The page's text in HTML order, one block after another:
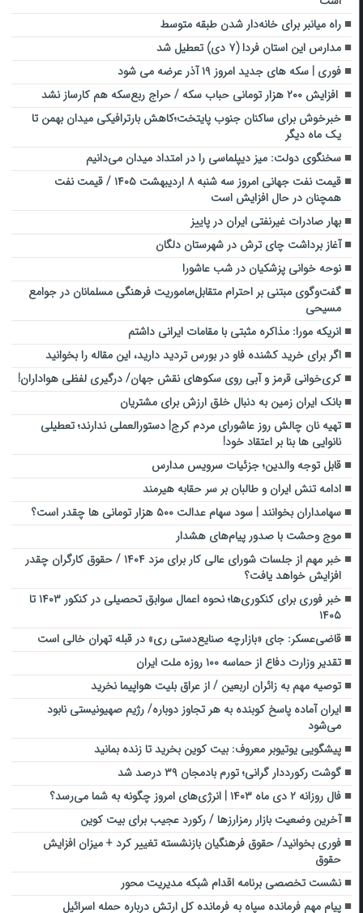
راه میانبر برای خانه‌دار شدن طبقه متوسط
مدارس این استان فردا (۷ دی) تعطیل شد
فوری | سکه های جدید امروز ۱۹ آذر عرضه می شود
افزایش ۲۰۰ هزار تومانی حباب سکه / حراج ربع‌سکه هم کارساز نشد
خبرخوش برای ساکنان جنوب پایتخت؛کاهش بارترافیکی میدان بهمن تا
یک ماه دیگر
سخنگوی دولت: میز دیپلماسی را در امتداد میدان می‌دانیم
قیمت نفت جهانی امروز سه شنبه ۸ اردیبهشت ۱۴۰۵ / قیمت نفت
همچنان در حال افزایش است
بهار صادرات غیرنفتی ایران در پاییز
آغاز برداشت چای ترش در شهرستان دلگان
نوحه خوانی ‎پزشکیان در شب عاشورا
گفت‌وگوی مبتنی بر احترام متقابل؛ماموریت فرهنگی مسلمانان در جوامع
مسیحی
انریکه مورا: مذاکره مثبتی با مقامات ایرانی داشتم
اگر برای خرید کشنده فاو در بورس تردید دارید، این مقاله را بخوانید
کری‌خوانی قرمز و آبی روی سکوهای نقش‌ جهان/ درگیری لفظی هو‌اداران!
بانک ایران زمین به دنبال خلق ارزش برای مشتریان
تهیه نان چالش روز عاشورای مردم کرج| دستورالعملی ندارند؛ تعطیلی
نانوایی ها بنا بر اعتقاد خود!
قابل توجه والدین؛ جزئیات سرویس مدارس
ادامه تنش ایران و طالبان بر سر حقابه هیرمند
سهامداران بخوانند | سود سهام عدالت ۵۰۰ هزار تومانی ها چقدر است؟
موج وحشت با صدور پیام‌های هشدار
خبر مهم از جلسات شورای عالی کار برای مزد ۱۴۰۴ / حقوق کارگران چقدر
افزایش خواهد یافت؟
خبر فوری برای کنکوری‌ها؛ نحوه اعمال سوابق تحصیلی در کنکور ۱۴۰۳ تا
۱۴۰۵
قاضی‌عسکر: جای «بازارچه صنایع‌دستی ری» در قبله تهران خالی است
تقدیر وزارت دفاع از حماسه ۱۰۰ روزه ملت ایران
توصیه مهم به زائران اربعین / از عراق بلیت هواپیما نخرید
ایران آماده پاسخ کوبنده به هر تجاوز دوباره/ رژیم صهیونیستی نابود
می‌شود
پیشگویی یوتیوبر معروف: بیت کوین بخرید تا زنده بمانید
گوشت رکورددار گرانی؛ تورم بادمجان ۳۹ درصد شد
فال روزانه ۲ دی ماه ۱۴۰۳ | انرژی‌های امروز چگونه به شما می‌رسد؟
آخرین وضعیت بازار رمزارزها / رکورد عجیب برای بیت کوین
فوری بخوانید/ حقوق فرهنگیان بازنشسته تغییر کرد + میزان افزایش
حقوق
نشست تخصصی برنامه اقدام شبکه مدیریت محور
پیام مهم فرمانده سپاه به فرمانده کل ارتش درباره حمله اسرائیل